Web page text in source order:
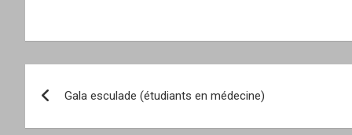
de
Gala esculade (étudiants en médecine)